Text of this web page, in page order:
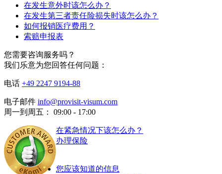
在发生意外时该怎么办？
在发生第三者责任险损失时该怎么办？
如何报销医疗费用？
索赔申报表
您需要咨询服务吗？
我们乐意为您回答任何问题：
电话 +49 2247 9194-88
电子邮件 info@provisit-visum.com
周一到周五： 09:00 - 17:00
在紧急情况下该怎么办？
办理保险
您应该知道的信息